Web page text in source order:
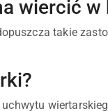
wiercić w
takie